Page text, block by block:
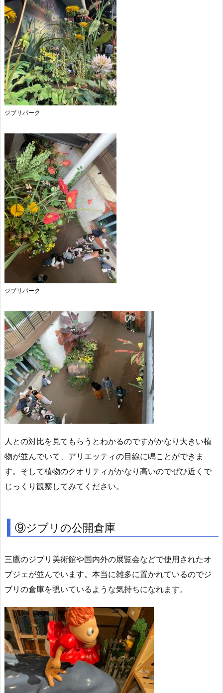
ジブリパーク
ジブリパーク
人との対比を見てもらうとわかるのですがかなり大きい植
物が並んでいて、アリエッティの目線に鳴ことができま
す。そして植物のクオリティがかなり高いのでぜひ近くで
じっくり観察してみてください。
⑨ジブリの公開倉庫
三鷹のジブリ美術館や国内外の展覧会などで使用されたオ
ブジェが並んでいます。本当に雑多に置かれているのでジ
ブリの倉庫を覗いているような気持ちになれます。